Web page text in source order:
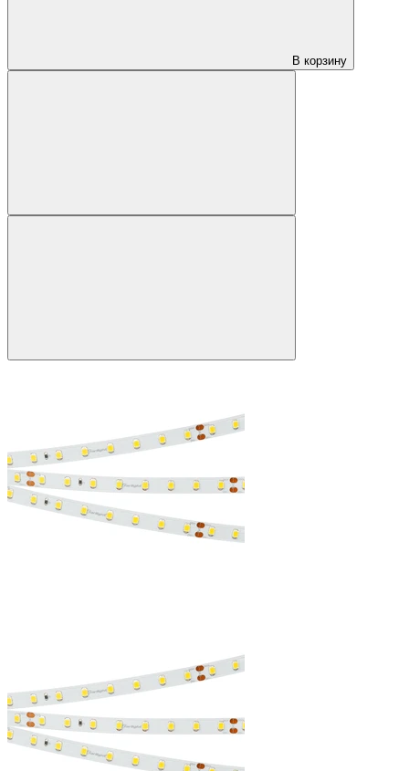
В корзину